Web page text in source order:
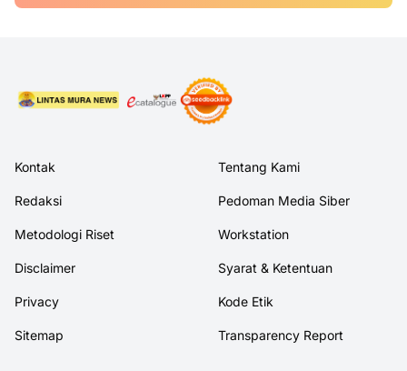
Kontak Tentang Kami
Redaksi Pedoman Media Siber
Metodologi Riset Workstation
Disclaimer Syarat & Ketentuan
Privacy Kode Etik
Sitemap Transparency Report